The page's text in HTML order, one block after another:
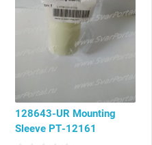
128643-UR Mounting
Sleeve PT-12161